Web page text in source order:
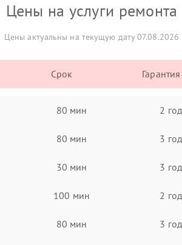
Цены на услуги ремонта
Цены актуальны на текущую дату 07.08.2026
Срок Гарантия
80 мин 2
80 мин 3
30 мин 3
100 мин 2
80 мин 3